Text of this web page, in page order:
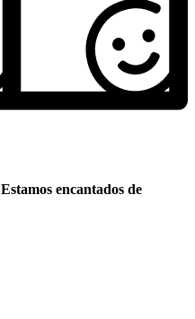
encantados de